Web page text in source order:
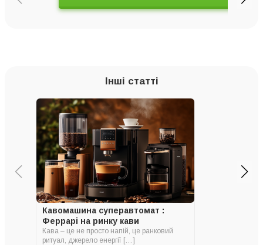
Інші статті
Кавомашина суперавтомат :
Феррарі на ринку кави
Кава – це не просто напій, це ранковий
ритуал, джерело енергії […]